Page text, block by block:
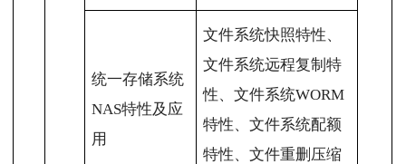
统一存储系统
NAS特性及应
用
文件系统快照特性、
文件系统远程复制特
性、文件系统WORM
特性、文件系统配额
特性、文件重删压缩